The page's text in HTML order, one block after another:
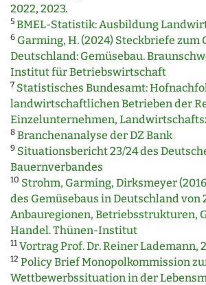
2022, 2023.
5 BMEL-Statistik: Ausbildung
6 Garming, H. (2024) Steckbriefe zum
Deutschland: Gemüsebau.
Institut für Betriebswirtschaft
7 Statistisches Bundesamt:
landwirtschaftlichen Betrieben der
Einzelunternehmen,
8 Branchenanalyse der DZ Bank
9 Situationsbericht 23/24 des
Bauernverbandes
10 Strohm, Garming, Dirksmeyer
des Gemüsebaus in Deutschland von
Anbauregionen, Betriebsstrukturen,
Handel. Thünen-Institut
11 Vortrag Prof. Dr. Reiner Lademann,
12 Policy Brief Monopolkommission
Wettbewerbssituation in der